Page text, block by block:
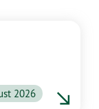
2026